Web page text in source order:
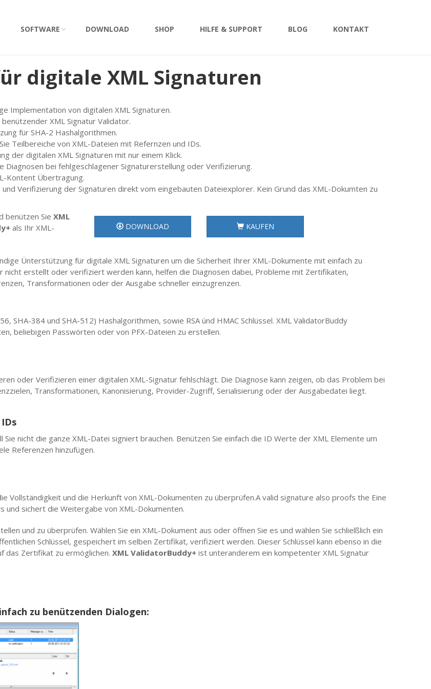
SOFTWARE DOWNLOAD SHOP HILFE & SUPPORT BLOG KONTAKT
digitale XML Signaturen
Implementation von digitalen XML Signaturen.
benützender XML Signatur Validator.
für SHA-2 Hashalgorithmen.
Teilbereiche von XML-Dateien mit Refernzen und IDs.
der digitalen XML Signaturen mit nur einem Klick.
Diagnosen bei fehlgeschlagener Signaturerstellung oder Verifizierung.
Kontent Übertragung.
und Verifizierung der Signaturen direkt vom eingebauten Dateiexplorer. Kein Grund das XML-Dokumten zu
benützen Sie XML
als Ihr XML-
DOWNLOAD KAUFEN
Ünterstützung für digitale XML Signaturen um die Sicherheit Ihrer XML-Dokumente mit einfach zu
nicht erstellt oder verifiziert werden kann, helfen die Diagnosen dabei, Probleme mit Zertifikaten,
Transformationen oder der Ausgabe schneller einzugrenzen.
SHA-384 und SHA-512) Hashalgorithmen, sowie RSA únd HMAC Schlüssel. XML ValidatorBuddy
beliebigen Passwörten oder von PFX-Dateien zu erstellen.
oder Verifizieren einer digitalen XML-Signatur fehlschlägt. Die Diagnose kann zeigen, ob das Problem bei
Transformationen, Kanonisierung, Provider-Zugriff, Serialisierung oder der Ausgabedatei liegt.
nicht die ganze XML-Datei signiert brauchen. Benützen Sie einfach die ID Werte der XML Elemente um
Referenzen hinzufügen.
Vollständigkeit und die Herkunft von XML-Dokumenten zu überprüfen.A valid signature also proofs the Eine
sichert die Weitergabe von XML-Dokumenten.
und zu überprüfen. Wählen Sie ein XML-Dokument aus oder öffnen Sie es und wählen Sie schlielßlich ein
Schlüssel, gespeichert im selben Zertifikat, verifiziert werden. Dieser Schlüssel kann ebenso in die
das Zertifikat zu ermöglichen. XML ValidatorBuddy+ ist unteranderem ein kompetenter XML Signatur
zu benützenden Dialogen: